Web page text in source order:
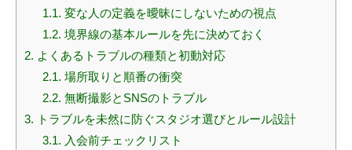
1.1. 変な人の定義を曖昧にしないための視点
1.2. 境界線の基本ルールを先に決めておく
2. よくあるトラブルの種類と初動対応
2.1. 場所取りと順番の衝突
2.2. 無断撮影とSNSのトラブル
3. トラブルを未然に防ぐスタジオ選びとルール設計
3.1. 入会前チェックリスト